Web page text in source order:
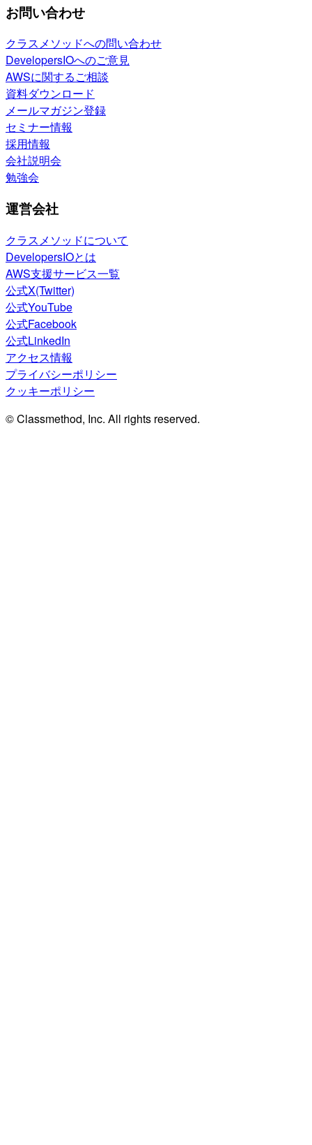
お問い合わせ
クラスメソッドへの問い合わせ
DevelopersIOへのご意見
AWSに関するご相談
資料ダウンロード
メールマガジン登録
セミナー情報
採用情報
会社説明会
勉強会
運営会社
クラスメソッドについて
DevelopersIOとは
AWS支援サービス一覧
公式X(Twitter)
公式YouTube
公式Facebook
公式LinkedIn
アクセス情報
プライバシーポリシー
クッキーポリシー
© Classmethod, Inc. All rights reserved.